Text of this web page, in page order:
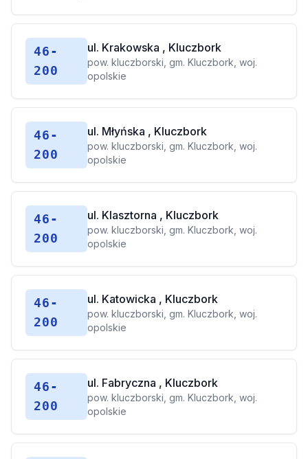
46-
200
ul. Krakowska , Kluczbork
pow. kluczborski, gm. Kluczbork, woj.
opolskie
46-
200
ul. Młyńska , Kluczbork
pow. kluczborski, gm. Kluczbork, woj.
opolskie
46-
200
ul. Klasztorna , Kluczbork
pow. kluczborski, gm. Kluczbork, woj.
opolskie
46-
200
ul. Katowicka , Kluczbork
pow. kluczborski, gm. Kluczbork, woj.
opolskie
46-
200
ul. Fabryczna , Kluczbork
pow. kluczborski, gm. Kluczbork, woj.
opolskie